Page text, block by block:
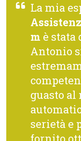
La mia
m è stata
Antonio
guasto al
serietà e